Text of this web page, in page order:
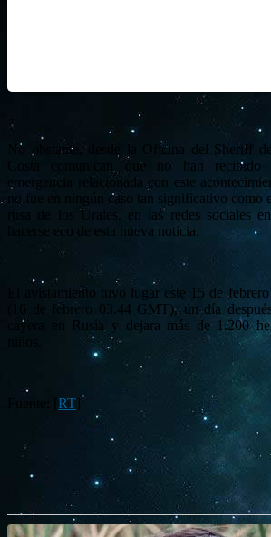
No obstante, desde la Oficina del Sheriff
Costa comunican que no han recibido
emergencia relacionada con este
no fue en ningún caso tan significativo como
rusa de los Urales, en las redes sociales
hacerse eco de esta nueva noticia.
El avistamiento tuvo lugar este 15 de
(16 de febrero 03.44 GMT), un día
cayera en Rusia y dejara más de 1.200
RT]